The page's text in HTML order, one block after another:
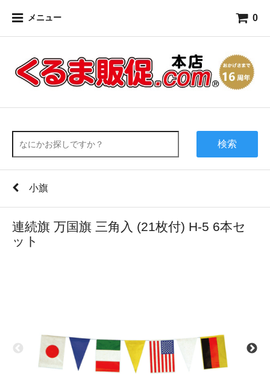
メニュー 0
検索
小旗
連続旗 万国旗 三角入 (21枚付) H-5 6本セ
ット